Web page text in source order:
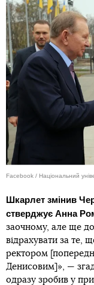
Facebook / Національний
Шкарлет змінив
стверджує Анна
заочному, але ще
відрахувати за те,
ректором
Денисовим]», —
одразу зробив у